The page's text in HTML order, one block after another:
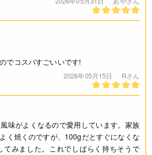
造しています。（特定原材料8品目
たんぱく質 0g 脂質 0.3g 炭水
*この表示値は、目安です。
ださい。
でコスパすごいいです!
2026年05月15日 Rさん
味がよくなるので愛用しています。家族
く焼くのですが、100gだとすぐになくな
てみました。これでしばらく持ちそうで